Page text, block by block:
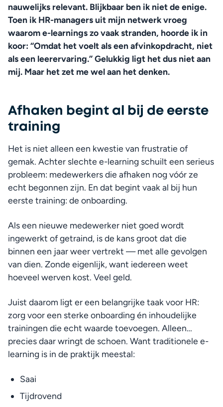
nauwelijks relevant. Blijkbaar ben ik niet de enige.
Toen ik HR-managers uit mijn netwerk vroeg
waarom e-learnings zo vaak stranden, hoorde ik in
koor: “Omdat het voelt als een afvinkopdracht, niet
als een leerervaring.” Gelukkig ligt het dus niet aan
mij. Maar het zet me wel aan het denken.
Afhaken begint al bij de eerste
training
Het is niet alleen een kwestie van frustratie of
gemak. Achter slechte e-learning schuilt een serieus
probleem: medewerkers die afhaken nog vóór ze
echt begonnen zijn. En dat begint vaak al bij hun
eerste training: de onboarding.
Als een nieuwe medewerker niet goed wordt
ingewerkt of getraind, is de kans groot dat die
binnen een jaar weer vertrekt — met alle gevolgen
van dien. Zonde eigenlijk, want iedereen weet
hoeveel werven kost. Veel geld.
Juist daarom ligt er een belangrijke taak voor HR:
zorg voor een sterke onboarding én inhoudelijke
trainingen die echt waarde toevoegen. Alleen…
precies daar wringt de schoen. Want traditionele e-
learning is in de praktijk meestal:
Saai
Tijdrovend